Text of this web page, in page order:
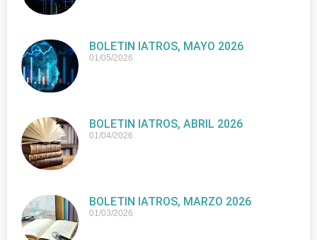
BOLETIN IATROS, MAYO 2026
01/05/2026
BOLETIN IATROS, ABRIL 2026
01/04/2026
BOLETIN IATROS, MARZO 2026
01/03/2026